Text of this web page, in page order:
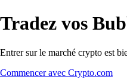
Tradez vos
Entrer sur le marché crypto est
Commencer avec Crypto.com